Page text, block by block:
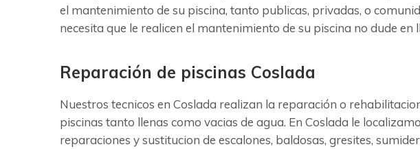
el mantenimiento de su piscina, tanto publicas, privadas, o
necesita que le realicen el mantenimiento de su piscina no dude
Reparación de piscinas Coslada
Nuestros tecnicos en Coslada realizan la reparación o
piscinas tanto llenas como vacias de agua. En Coslada le
reparaciones y sustitucion de escalones, baldosas, gresites,